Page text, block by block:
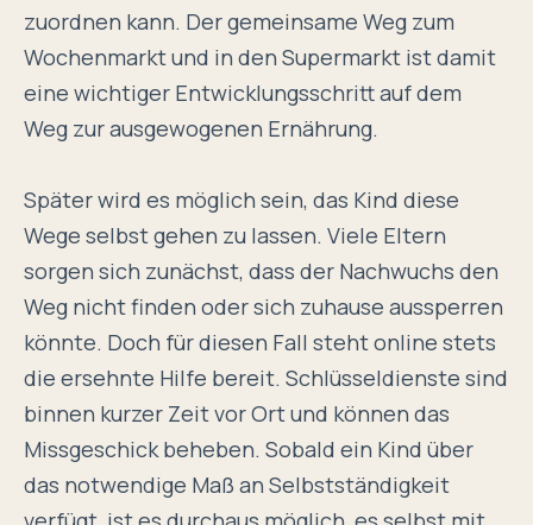
zuordnen kann. Der gemeinsame Weg zum
Wochenmarkt und in den Supermarkt ist damit
eine wichtiger Entwicklungsschritt auf dem
Weg zur ausgewogenen Ernährung.
Später wird es möglich sein, das Kind diese
Wege selbst gehen zu lassen. Viele Eltern
sorgen sich zunächst, dass der Nachwuchs den
Weg nicht finden oder sich zuhause aussperren
könnte. Doch für diesen Fall stehtonline stets
die ersehnte Hilfe bereit. Schlüsseldienste sind
binnen kurzer Zeit vor Ort und können das
Missgeschick beheben. Sobald ein Kind über
das notwendige Maß an Selbstständigkeit